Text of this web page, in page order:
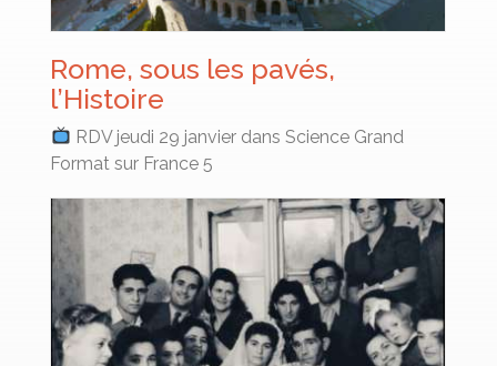
Rome, sous les pavés,
l’Histoire
RDV jeudi 29 janvier dans Science Grand
Format sur France 5